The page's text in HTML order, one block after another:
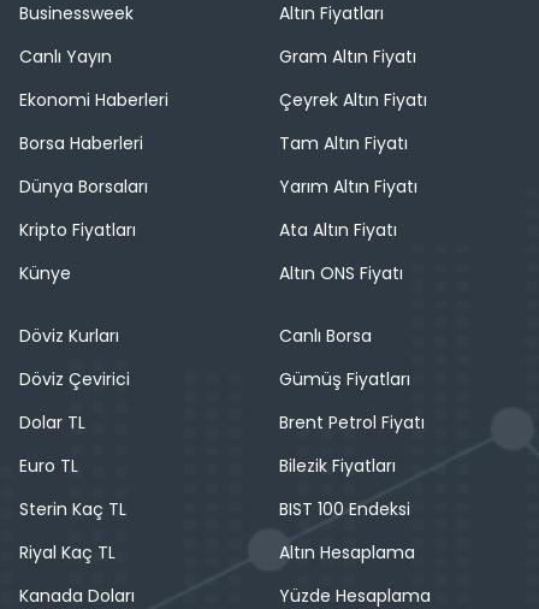
Businessweek
Canlı Yayın
Ekonomi Haberleri
Borsa Haberleri
Dünya Borsaları
Kripto Fiyatları
Künye
Altın Fiyatları
Gram Altın Fiyatı
Çeyrek Altın Fiyatı
Tam Altın Fiyatı
Yarım Altın Fiyatı
Ata Altın Fiyatı
Altın ONS Fiyatı
Döviz Kurları
Döviz Çevirici
Dolar TL
Euro TL
Sterin Kaç TL
Riyal Kaç TL
Kanada Doları
Canlı Borsa
Gümüş Fiyatları
Brent Petrol Fiyatı
Bilezik Fiyatları
BIST 100 Endeksi
Altın Hesaplama
Yüzde Hesaplama